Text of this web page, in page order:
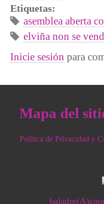
Etiquetas:
asemblea aberta
elviña non se
Inicie sesión para
Mapa del
Política de Privacidad y